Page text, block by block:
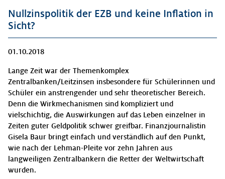
Nullzinspolitik der EZB und keine Inflation in
Sicht?
01.10.2018
Lange Zeit war der Themenkomplex
Zentralbanken/Leitzinsen insbesondere für Schülerinnen und
Schüler ein anstrengender und sehr theoretischer Bereich.
Denn die Wirkmechanismen sind kompliziert und
vielschichtig, die Auswirkungen auf das Leben einzelner in
Zeiten guter Geldpolitik schwer greifbar. Finanzjournalistin
Gisela Baur bringt einfach und verständlich auf den Punkt,
wie nach der Lehman-Pleite vor zehn Jahren aus
langweiligen Zentralbankern die Retter der Weltwirtschaft
wurden.